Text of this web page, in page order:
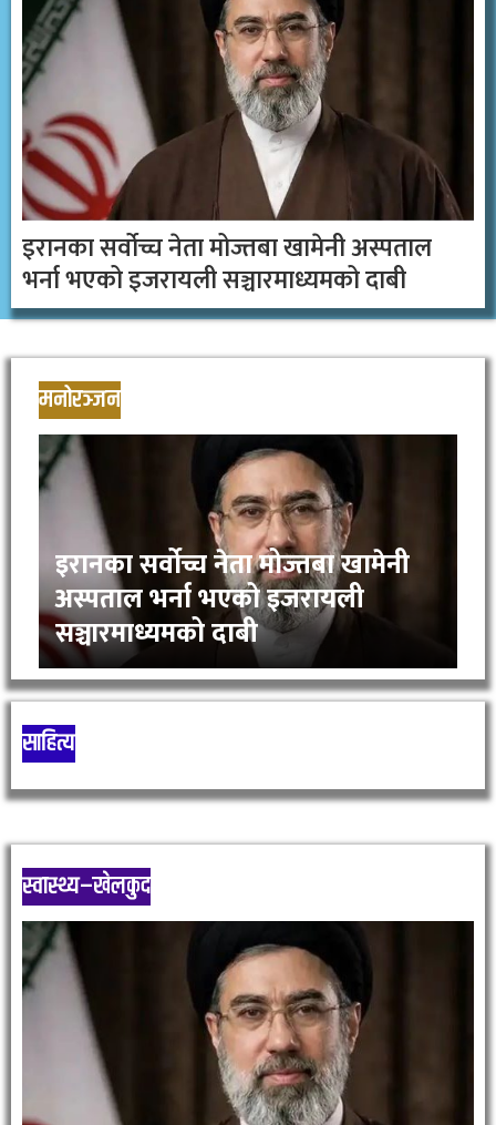
इरानका सर्वोच्च नेता मोज्तबा खामेनी अस्पताल
भर्ना भएको इजरायली सञ्चारमाध्यमको दाबी
मनोरञ्जन
इरानका सर्वोच्च नेता मोज्तबा खामेनी
अस्पताल भर्ना भएको इजरायली
सञ्चारमाध्यमको दाबी
साहित्य
स्वास्थ्य–खेलकुद